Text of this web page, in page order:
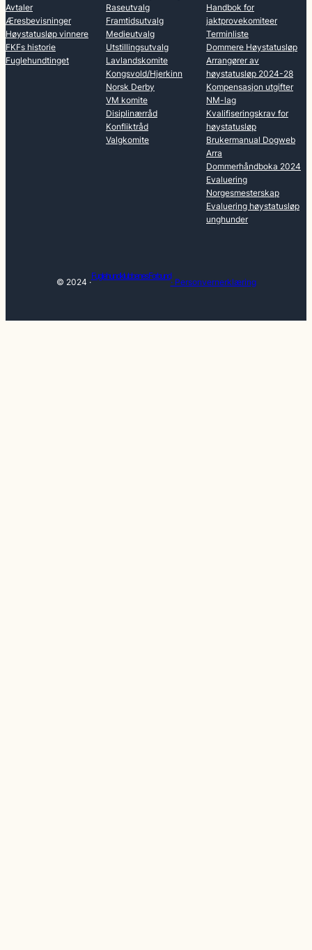
Avtaler
Æresbevisninger
Høystatusløp vinnere
FKFs historie
Fuglehundtinget
Raseutvalg
Framtidsutvalg
Medieutvalg
Utstillingsutvalg
Lavlandskomite
Kongsvold/Hjerkinn
Norsk Derby
VM komite
Disiplinærråd
Konfliktråd
Valgkomite
Handbok for
jaktprovekomiteer
Terminliste
Dommere Høystatusløp
Arrangører av
høystatusløp 2024-28
Kompensasjon utgifter
NM-lag
Kvalifiseringskrav for
høystatusløp
Brukermanual Dogweb
Arra
Dommerhåndboka 2024
Evaluering
Norgesmesterskap
Evaluering høystatusløp
unghunder
© 2024 ·
Fuglehundklubbenes Forbund
· Personvernerklæring